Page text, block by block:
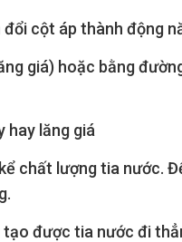
cột áp thành động
giá) hoặc bằng
hay lăng giá
chất lượng tia nước.
được tia nước đi